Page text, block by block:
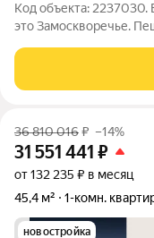
Код объекта: 2237030.
это Замоскворечье. Пешком до
соседи не слышны. Внутри светлая евро-двушка с
по
36 810 016₽ –14%
31 551 441 ₽
от 132 235 ₽ в месяц
45,4 м²
1-комн.
новостройка